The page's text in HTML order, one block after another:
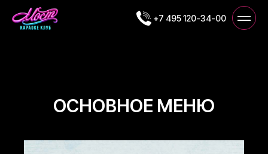
+7 495 120-34-00
ОСНОВНОЕ МЕНЮ